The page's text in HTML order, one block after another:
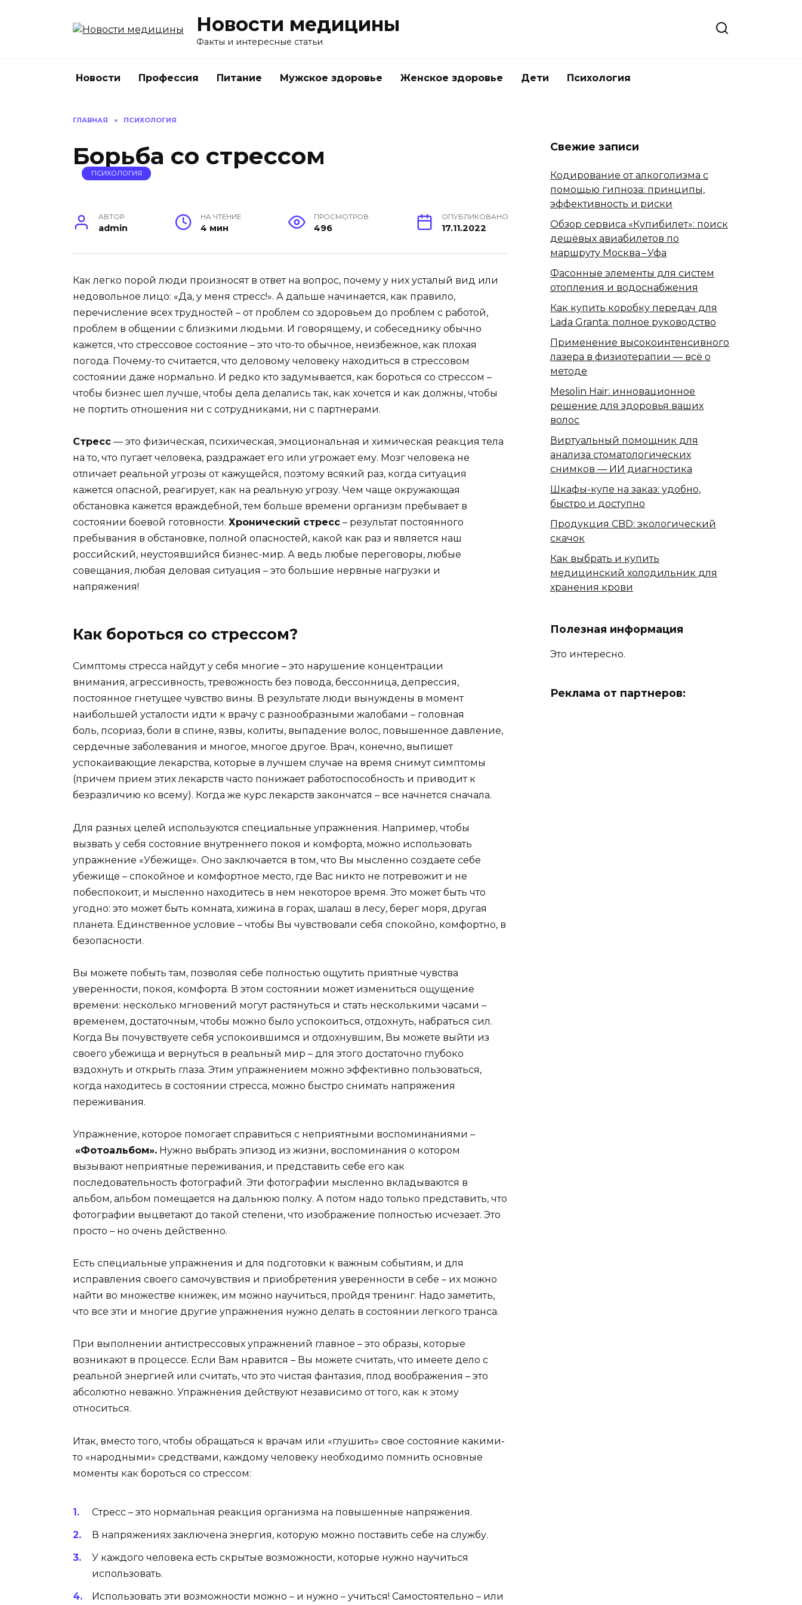
Новости медицины
Факты и интересные статьи
Новости Профессия Питание Мужское здоровье Женское здоровье Дети Психология
ГЛАВНАЯ » ПСИХОЛОГИЯ
Борьба со стрессом
ПСИХОЛОГИЯ
АВТОР
admin
НА ЧТЕНИЕ
4 мин
ПРОСМОТРОВ
496
ОПУБЛИКОВАНО
17.11.2022
Как легко порой люди произносят в ответ на вопрос, почему у них усталый вид или
недовольное лицо: «Да, у меня стресс!». А дальше начинается, как правило,
перечисление всех трудностей – от проблем со здоровьем до проблем с работой,
проблем в общении с близкими людьми. И говорящему, и собеседнику обычно
кажется, что стрессовое состояние – это что-то обычное, неизбежное, как плохая
погода. Почему-то считается, что деловому человеку находиться в стрессовом
состоянии даже нормально. И редко кто задумывается, как бороться со стрессом –
чтобы бизнес шел лучше, чтобы дела делались так, как хочется и как должны, чтобы
не портить отношения ни с сотрудниками, ни с партнерами.
Стресс — это физическая, психическая, эмоциональная и химическая реакция тела
на то, что пугает человека, раздражает его или угрожает ему. Мозг человека не
отличает реальной угрозы от кажущейся, поэтому всякий раз, когда ситуация
кажется опасной, реагирует, как на реальную угрозу. Чем чаще окружающая
обстановка кажется враждебной, тем больше времени организм пребывает в
состоянии боевой готовности. Хронический стресс – результат постоянного
пребывания в обстановке, полной опасностей, какой как раз и является наш
российский, неустоявшийся бизнес-мир. А ведь любые переговоры, любые
совещания, любая деловая ситуация – это большие нервные нагрузки и
напряжения!
Как бороться со стрессом?
Симптомы стресса найдут у себя многие – это нарушение концентрации
внимания, агрессивность, тревожность без повода, бессонница, депрессия,
постоянное гнетущее чувство вины. В результате люди вынуждены в момент
наибольшей усталости идти к врачу с разнообразными жалобами – головная
боль, псориаз, боли в спине, язвы, колиты, выпадение волос, повышенное давление,
сердечные заболевания и многое, многое другое. Врач, конечно, выпишет
успокаивающие лекарства, которые в лучшем случае на время снимут симптомы
(причем прием этих лекарств часто понижает работоспособность и приводит к
безразличию ко всему). Когда же курс лекарств закончатся – все начнется сначала.
Для разных целей используются специальные упражнения. Например, чтобы
вызвать у себя состояние внутреннего покоя и комфорта, можно использовать
упражнение «Убежище». Оно заключается в том, что Вы мысленно создаете себе
убежище – спокойное и комфортное место, где Вас никто не потревожит и не
побеспокоит, и мысленно находитесь в нем некоторое время. Это может быть что
угодно: это может быть комната, хижина в горах, шалаш в лесу, берег моря, другая
планета. Единственное условие – чтобы Вы чувствовали себя спокойно, комфортно, в
безопасности.
Вы можете побыть там, позволяя себе полностью ощутить приятные чувства
уверенности, покоя, комфорта. В этом состоянии может измениться ощущение
времени: несколько мгновений могут растянуться и стать несколькими часами –
временем, достаточным, чтобы можно было успокоиться, отдохнуть, набраться сил.
Когда Вы почувствуете себя успокоившимся и отдохнувшим, Вы можете выйти из
своего убежища и вернуться в реальный мир – для этого достаточно глубоко
вздохнуть и открыть глаза. Этим упражнением можно эффективно пользоваться,
когда находитесь в состоянии стресса, можно быстро снимать напряжения
переживания.
Упражнение, которое помогает справиться с неприятными воспоминаниями –
«Фотоальбом». Нужно выбрать эпизод из жизни, воспоминания о котором
вызывают неприятные переживания, и представить себе его как
последовательность фотографий. Эти фотографии мысленно вкладываются в
альбом, альбом помещается на дальнюю полку. А потом надо только представить, что
фотографии выцветают до такой степени, что изображение полностью исчезает. Это
просто – но очень действенно.
Есть специальные упражнения и для подготовки к важным событиям, и для
исправления своего самочувствия и приобретения уверенности в себе – их можно
найти во множестве книжек, им можно научиться, пройдя тренинг. Надо заметить,
что все эти и многие другие упражнения нужно делать в состоянии легкого транса.
При выполнении антистрессовых упражнений главное – это образы, которые
возникают в процессе. Если Вам нравится – Вы можете считать, что имеете дело с
реальной энергией или считать, что это чистая фантазия, плод воображения – это
абсолютно неважно. Упражнения действуют независимо от того, как к этому
относиться.
Итак, вместо того, чтобы обращаться к врачам или «глушить» свое состояние какими-
то «народными» средствами, каждому человеку необходимо помнить основные
моменты как бороться со стрессом:
Стресс – это нормальная реакция организма на повышенные напряжения.
В напряжениях заключена энергия, которую можно поставить себе на службу.
У каждого человека есть скрытые возможности, которые нужно научиться
использовать.
Использовать эти возможности можно – и нужно – учиться! Самостоятельно – или
Свежие записи
Кодирование от алкоголизма с
помощью гипноза: принципы,
эффективность и риски
Обзор сервиса «Купибилет»: поиск
дешёвых авиабилетов по
маршруту Москва – Уфа
Фасонные элементы для систем
отопления и водоснабжения
Как купить коробку передач для
Lada Granta: полное руководство
Применение высокоинтенсивного
лазера в физиотерапии — всё о
методе
Mesolin Hair: инновационное
решение для здоровья ваших
волос
Виртуальный помощник для
анализа стоматологических
снимков — ИИ диагностика
Шкафы-купе на заказ: удобно,
быстро и доступно
Продукция CBD: экологический
скачок
Как выбрать и купить
медицинский холодильник для
хранения крови
Полезная информация
Это интересно.
Реклама от партнеров: